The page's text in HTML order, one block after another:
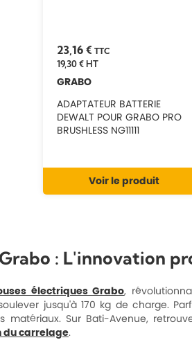
23,16 € TTC
19,30 €HT
GRABO
ADAPTATEUR BATTERIE
DEWALT POUR GRABO PRO
BRUSHLESS NG11111
Voir le produit
: L'innovation
électriques Grabo,
jusqu'à 170 kg de charge.
matériaux. Sur Bati-Avenue,
du carrelage.